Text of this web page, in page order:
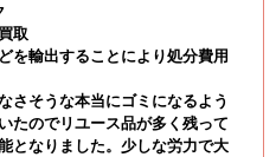
取
を輸出することにより処分費用
さそうな本当にゴミになるよう
たのでリユース品が多く残って
となりました。少しな労力で大